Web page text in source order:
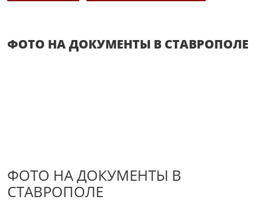
ФОТО НА ДОКУМЕНТЫ В СТАВРОПОЛЕ
ФОТО НА ДОКУМЕНТЫ В
СТАВРОПОЛЕ